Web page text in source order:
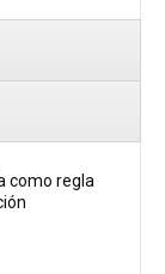
como regla